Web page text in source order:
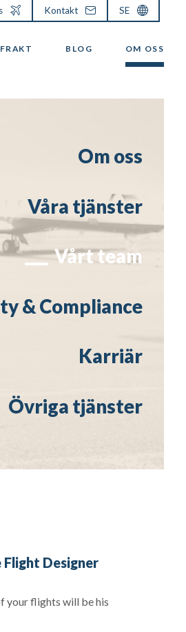
FRAKT BLOG OM OSS
Kontakt SE
Om oss
Våra tjänster
Vårt team
& Compliance
Karriär
Övriga tjänster
Designer
your flights will be his